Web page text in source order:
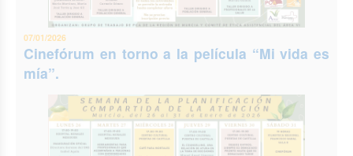
07/01/2026
Cinefórum en torno a la película “Mi vida es
mía”.